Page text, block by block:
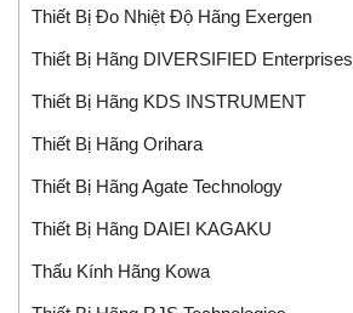
Thiết Bị Đo Nhiệt Độ Hãng Exergen
Thiết Bị Hãng DIVERSIFIED Enterprises
Thiết Bị Hãng KDS INSTRUMENT
Thiết Bị Hãng Orihara
Thiết Bị Hãng Agate Technology
Thiết Bị Hãng DAIEI KAGAKU
Thấu Kính Hãng Kowa